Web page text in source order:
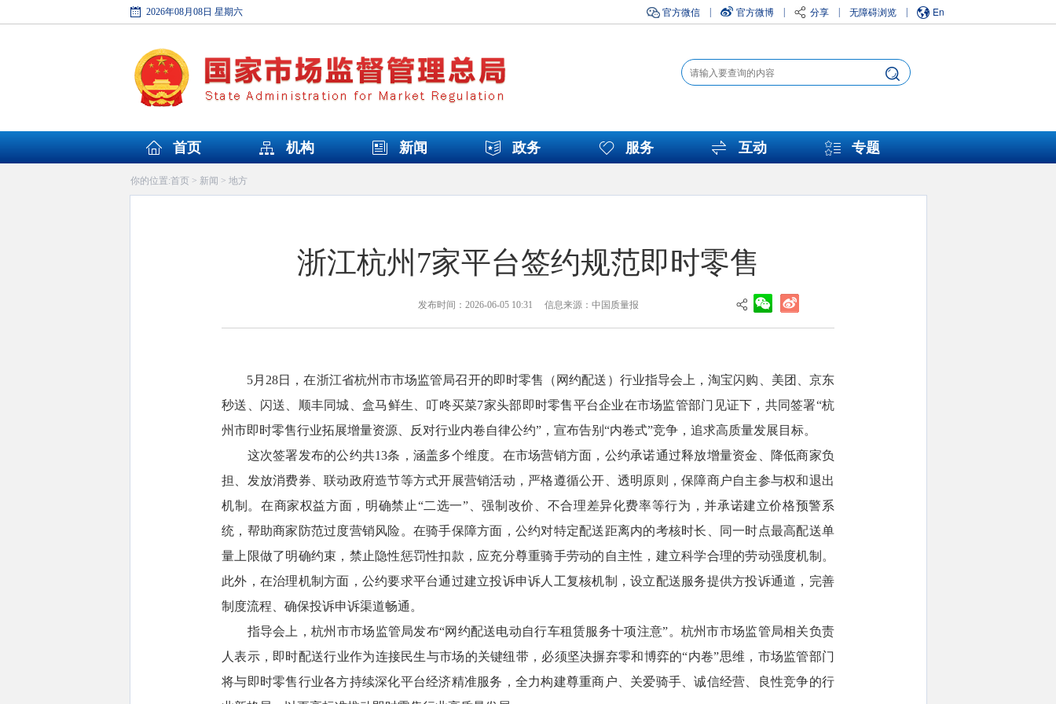
2026年08月08日 星期六 官方微信 官方微博 分享 无障碍浏览 En
首页 机构 新闻 政务 服务 互动 专题
你的位置:首页> 新闻 > 地方
浙江杭州7家平台签约规范即时零售
发布时间：2026-06-05 10:31 信息来源：中国质量报
5月28日，在浙江省杭州市市场监管局召开的即时零售（网约配送）行业指导会上，淘宝闪购、美团、京东
秒送、闪送、顺丰同城、盒马鲜生、叮咚买菜7家头部即时零售平台企业在市场监管部门见证下，共同签署“杭
州市即时零售行业拓展增量资源、反对行业内卷自律公约”，宣布告别“内卷式”竞争，追求高质量发展目标。
这次签署发布的公约共13条，涵盖多个维度。在市场营销方面，公约承诺通过释放增量资金、降低商家负
担、发放消费券、联动政府造节等方式开展营销活动，严格遵循公开、透明原则，保障商户自主参与权和退出
机制。在商家权益方面，明确禁止“二选一”、强制改价、不合理差异化费率等行为，并承诺建立价格预警系
统，帮助商家防范过度营销风险。在骑手保障方面，公约对特定配送距离内的考核时长、同一时点最高配送单
量上限做了明确约束，禁止隐性惩罚性扣款，应充分尊重骑手劳动的自主性，建立科学合理的劳动强度机制。
此外，在治理机制方面，公约要求平台通过建立投诉申诉人工复核机制，设立配送服务提供方投诉通道，完善
制度流程、确保投诉申诉渠道畅通。
指导会上，杭州市市场监管局发布“网约配送电动自行车租赁服务十项注意”。杭州市市场监管局相关负责
人表示，即时配送行业作为连接民生与市场的关键纽带，必须坚决摒弃零和博弈的“内卷”思维，市场监管部门
将与即时零售行业各方持续深化平台经济精准服务，全力构建尊重商户、关爱骑手、诚信经营、良性竞争的行